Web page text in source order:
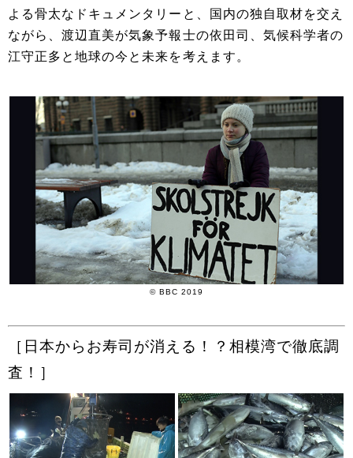
よる骨太なドキュメンタリーと、国内の独自取材を交え
ながら、渡辺直美が気象予報士の依田司、気候科学者の
江守正多と地球の今と未来を考えます。
© BBC 2019
［日本からお寿司が消える！？相模湾で徹底調
査！］